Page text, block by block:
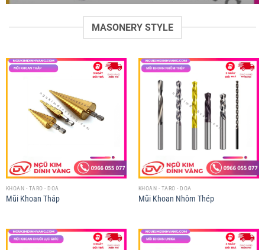
MASONERY STYLE
KHOAN - TARO - DOA
Mũi Khoan Tháp
KHOAN - TARO - DOA
Mũi Khoan Nhôm Thép